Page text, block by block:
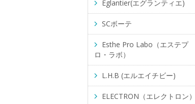
Eglantier(エグランティエ)
SCボーテ
Esthe Pro Labo（エステプ
ロ・ラボ）
L.H.B (エルエイチビー)
ELECTRON（エレクトロン）